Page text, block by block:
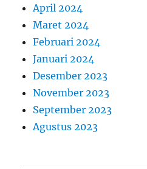
April 2024
Maret 2024
Februari 2024
Januari 2024
Desember 2023
November 2023
September 2023
Agustus 2023